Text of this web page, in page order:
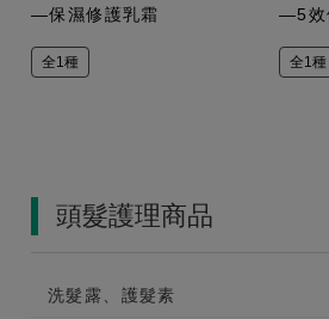
—保濕修護乳霜
全1種
—5效
全1種
頭髮護理商品
洗髮露、護髮素